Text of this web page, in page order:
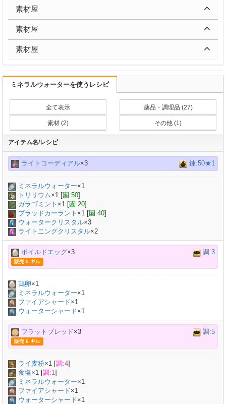
素材屋
素材屋
素材屋
ミネラルウォーターを使うレシピ
全て表示 薬品・調理品 (27)
素材 (2) その他 (1)
アイテム名/レシピ
ライトコーディアル×3 錬:50★1
ミネラルウォーター×1
トリリウム×1 [園:50]
ガラゴミント ×1 [園:20]
ブラッドカーラント ×1 [園:40]
ウォータークリスタル×3
ライトニングクリスタル×2
ボイルドエッグ×3 調:3
販売 5 ギル
鶏卵×1
ミネラルウォーター×1
ファイアシャード×1
ウォーターシャード×1
フラットブレッド×3 調:5
販売 6 ギル
ライ麦粉×1 [調:4]
食塩×1 [調:1]
ミネラルウォーター×1
ファイアシャード×1
ウォーターシャード×1